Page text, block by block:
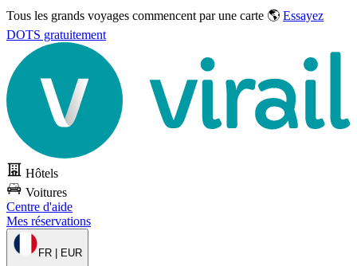
Tous les grands voyages commencent par une carte 🌎 Essayez
DOTS gratuitement
Hôtels
Voitures
Centre d'aide
Mes réservations
FR | EUR